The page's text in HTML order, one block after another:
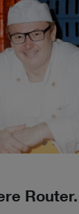
Router.